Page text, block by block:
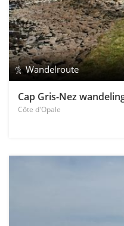
Wandelroute
Cap Gris-Nez
Côte d'Opale